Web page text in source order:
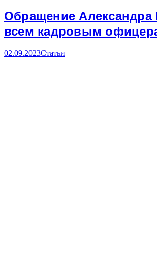
Обращение Александра
всем кадровым
02.09.2023Статьи